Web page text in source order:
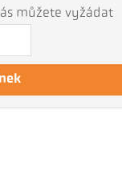
můžete vyžádat